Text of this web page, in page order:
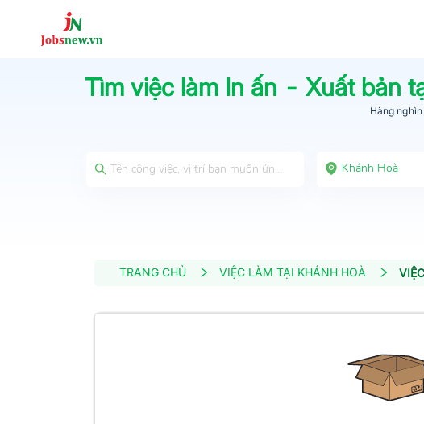
Tìm việc làm In ấn - Xuất bản
Hàng
Khánh Hoà
TRANG CHỦ VIỆC LÀM TẠI KHÁNH HOÀ